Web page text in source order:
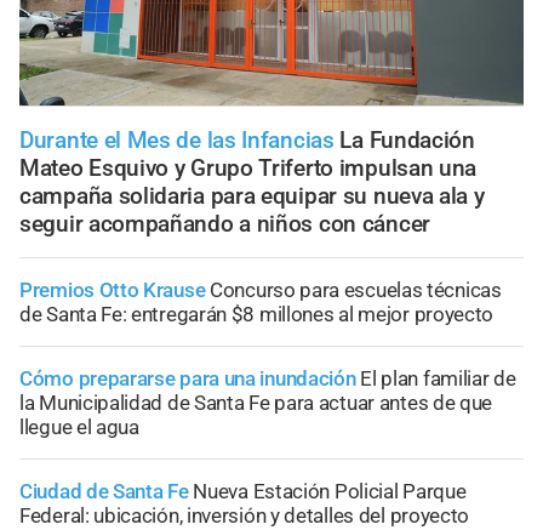
Durante el Mes de las Infancias La Fundación
Mateo Esquivo y Grupo Triferto impulsan una
campaña solidaria para equipar su nueva ala y
seguir acompañando a niños con cáncer
Premios Otto Krause Concurso para escuelas técnicas
de Santa Fe: entregarán $8 millones al mejor proyecto
Cómo prepararse para una inundación El plan familiar de
la Municipalidad de Santa Fe para actuar antes de que
llegue el agua
Ciudad de Santa Fe Nueva Estación Policial Parque
Federal: ubicación, inversión y detalles del proyecto